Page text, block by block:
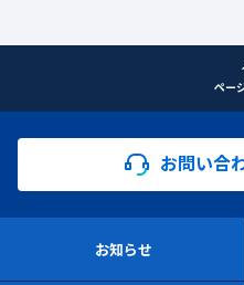
ペー
お問い合
お知らせ